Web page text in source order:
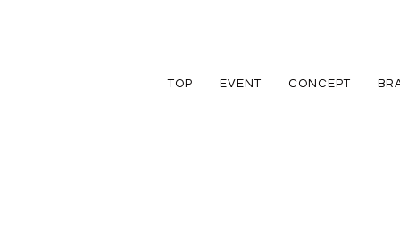
TOP EVENT CONCEPT